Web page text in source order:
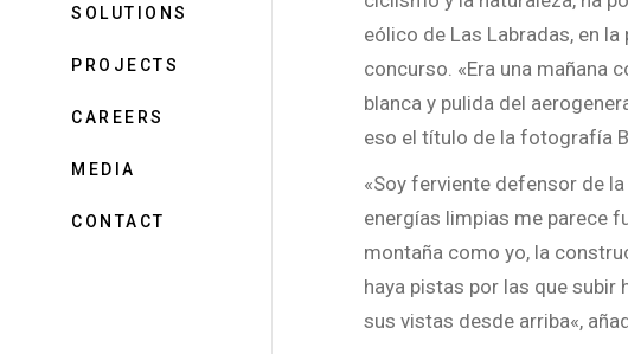
SOLUTIONS
PROJECTS
CAREERS
MEDIA
CONTACT
eólico de Las Labradas, en
concurso. «Era una mañana
blanca y pulida del
eso el título de la fotografía
«Soy ferviente defensor de
energías limpias me parece
montaña como yo, la
haya pistas por las que
sus vistas desde arriba«,